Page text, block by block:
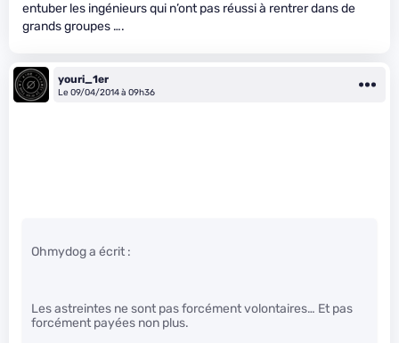
entuber les ingénieurs qui n’ont pas réussi à rentrer dans de
grands groupes ….
youri_1er
Le 09/04/2014 à 09h36
Ohmydog a écrit :
Les astreintes ne sont pas forcément volontaires… Et pas
forcément payées non plus.